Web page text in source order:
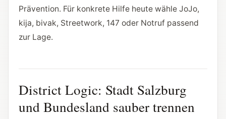
Prävention. Für konkrete Hilfe heute wähle JoJo,
kija, bivak, Streetwork, 147 oder Notruf passend
zur Lage.
District Logic: Stadt Salzburg
und Bundesland sauber trennen